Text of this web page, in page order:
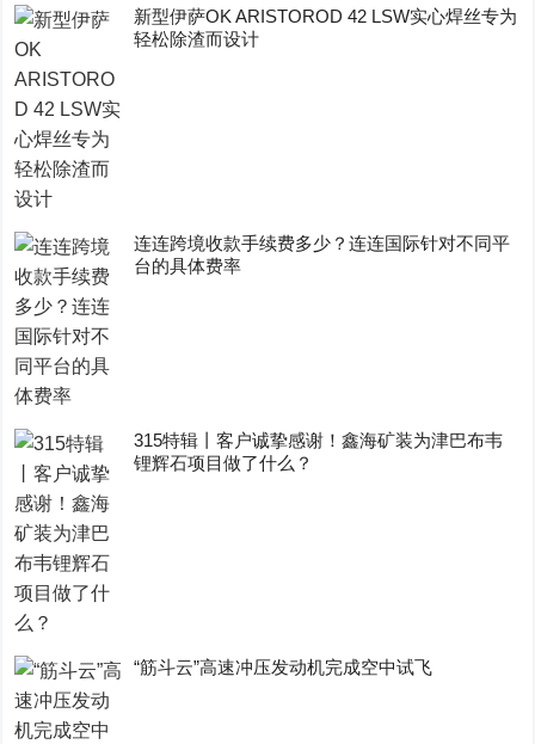
新型伊萨OK ARISTOROD 42 LSW实心焊丝专为
轻松除渣而设计
连连跨境收款手续费多少？连连国际针对不同平
台的具体费率
315特辑丨客户诚挚感谢！鑫海矿装为津巴布韦
锂辉石项目做了什么？
“筋斗云”高速冲压发动机完成空中试飞